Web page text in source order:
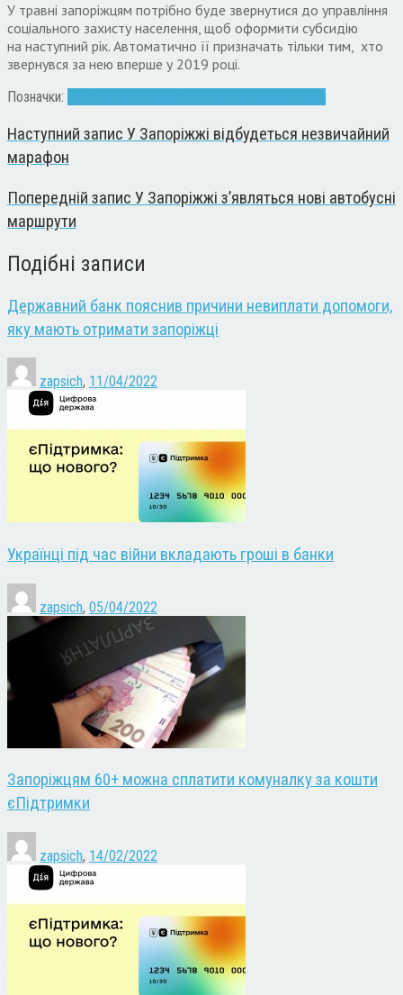
У травні запоріжцям потрібно буде звернутися до управління
соціального захисту населення, щоб оформити субсидію
на наступний рік. Автоматично її призначать тільки тим, хто
звернувся за нею вперше у 2019 році.
Позначки:
Наступний запис У Запоріжжі відбудеться незвичайний
марафон
Попередній запис У Запоріжжі з’являться нові автобусні
маршрути
Подібні записи
Державний банк пояснив причини невиплати допомоги,
яку мають отримати запоріжці
zapsich, 11/04/2022
Українці під час війни вкладають гроші в банки
zapsich, 05/04/2022
Запоріжцям 60+ можна сплатити комуналку за кошти
єПідтримки
zapsich, 14/02/2022